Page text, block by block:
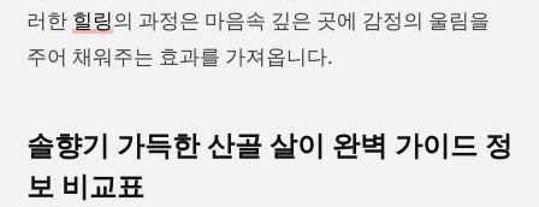
러한 힐링의 과정은 마음속 깊은 곳에 감정의 울림을
주어 채워주는 효과를 가져옵니다.
솔향기 가득한 산골 살이 완벽 가이드 정
보 비교표